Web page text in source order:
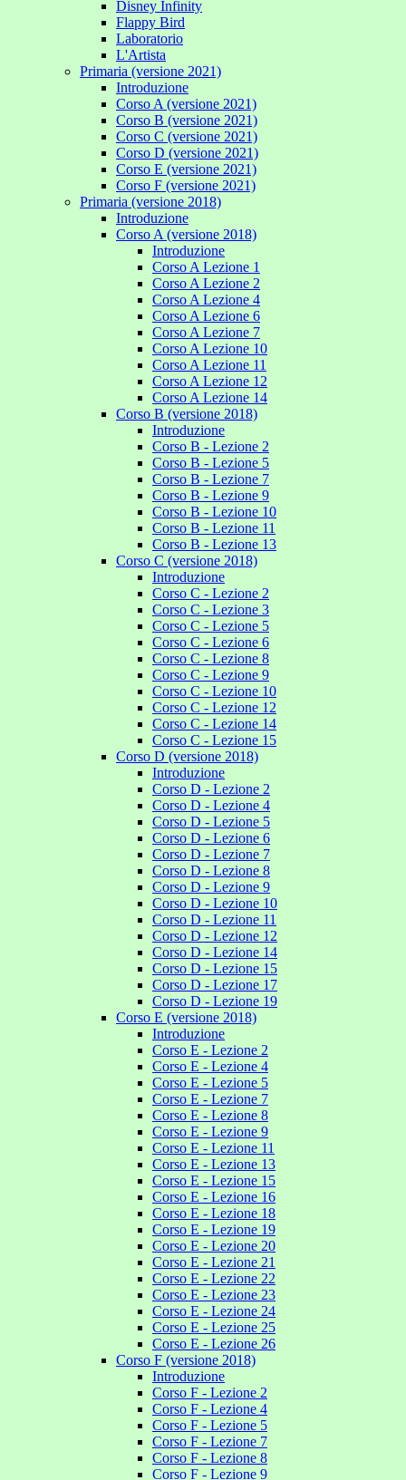
Disney Infinity
Flappy Bird
Laboratorio
L'Artista
Primaria (versione 2021)
Introduzione
Corso A (versione 2021)
Corso B (versione 2021)
Corso C (versione 2021)
Corso D (versione 2021)
Corso E (versione 2021)
Corso F (versione 2021)
Primaria (versione 2018)
Introduzione
Corso A (versione 2018)
Introduzione
Corso A Lezione 1
Corso A Lezione 2
Corso A Lezione 4
Corso A Lezione 6
Corso A Lezione 7
Corso A Lezione 10
Corso A Lezione 11
Corso A Lezione 12
Corso A Lezione 14
Corso B (versione 2018)
Introduzione
Corso B - Lezione 2
Corso B - Lezione 5
Corso B - Lezione 7
Corso B - Lezione 9
Corso B - Lezione 10
Corso B - Lezione 11
Corso B - Lezione 13
Corso C (versione 2018)
Introduzione
Corso C - Lezione 2
Corso C - Lezione 3
Corso C - Lezione 5
Corso C - Lezione 6
Corso C - Lezione 8
Corso C - Lezione 9
Corso C - Lezione 10
Corso C - Lezione 12
Corso C - Lezione 14
Corso C - Lezione 15
Corso D (versione 2018)
Introduzione
Corso D - Lezione 2
Corso D - Lezione 4
Corso D - Lezione 5
Corso D - Lezione 6
Corso D - Lezione 7
Corso D - Lezione 8
Corso D - Lezione 9
Corso D - Lezione 10
Corso D - Lezione 11
Corso D - Lezione 12
Corso D - Lezione 14
Corso D - Lezione 15
Corso D - Lezione 17
Corso D - Lezione 19
Corso E (versione 2018)
Introduzione
Corso E - Lezione 2
Corso E - Lezione 4
Corso E - Lezione 5
Corso E - Lezione 7
Corso E - Lezione 8
Corso E - Lezione 9
Corso E - Lezione 11
Corso E - Lezione 13
Corso E - Lezione 15
Corso E - Lezione 16
Corso E - Lezione 18
Corso E - Lezione 19
Corso E - Lezione 20
Corso E - Lezione 21
Corso E - Lezione 22
Corso E - Lezione 23
Corso E - Lezione 24
Corso E - Lezione 25
Corso E - Lezione 26
Corso F (versione 2018)
Introduzione
Corso F - Lezione 2
Corso F - Lezione 4
Corso F - Lezione 5
Corso F - Lezione 7
Corso F - Lezione 8
Corso F - Lezione 9